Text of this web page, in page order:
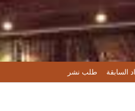
السابقة طلب نشر